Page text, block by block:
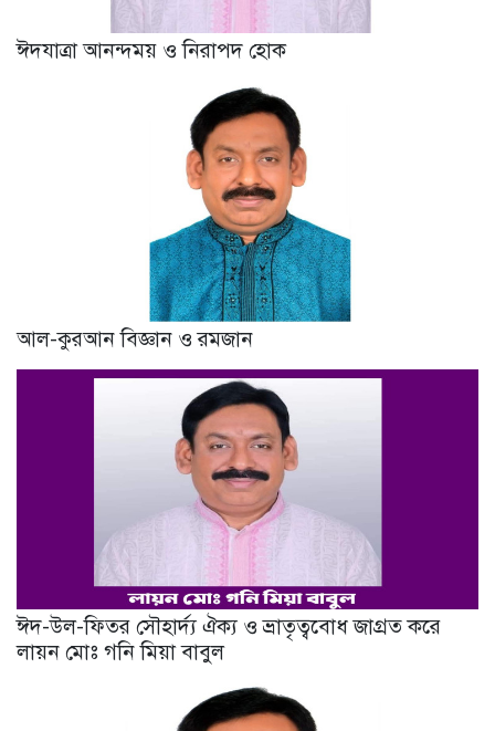
ঈদযাত্রা আনন্দময় ও নিরাপদ হোক
আল-কুরআন বিজ্ঞান ও রমজান
ঈদ-উল-ফিতর সৌহার্দ্য ঐক্য ও ভ্রাতৃত্ববোধ জাগ্রত করে
লায়ন মোঃ গনি মিয়া বাবুল